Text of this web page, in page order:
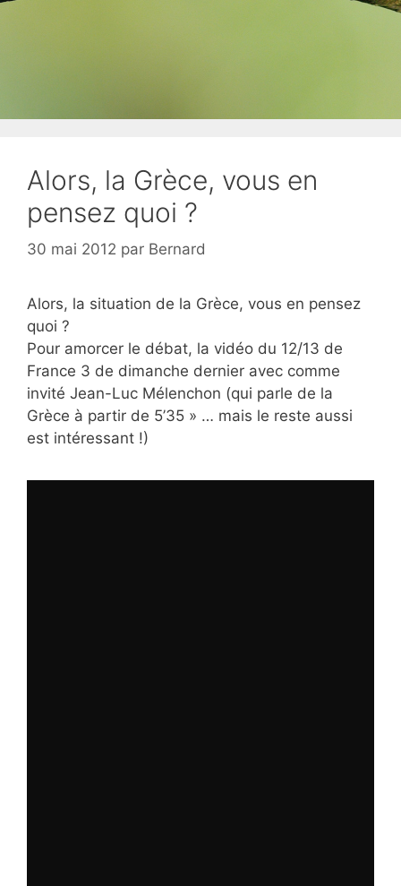
Alors, la Grèce, vous en
pensez quoi ?
30 mai 2012 par Bernard
Alors, la situation de la Grèce, vous en pensez
quoi ?
Pour amorcer le débat, la vidéo du 12/13 de
France 3 de dimanche dernier avec comme
invité Jean-Luc Mélenchon (qui parle de la
Grèce à partir de 5’35 » … mais le reste aussi
est intéressant !)